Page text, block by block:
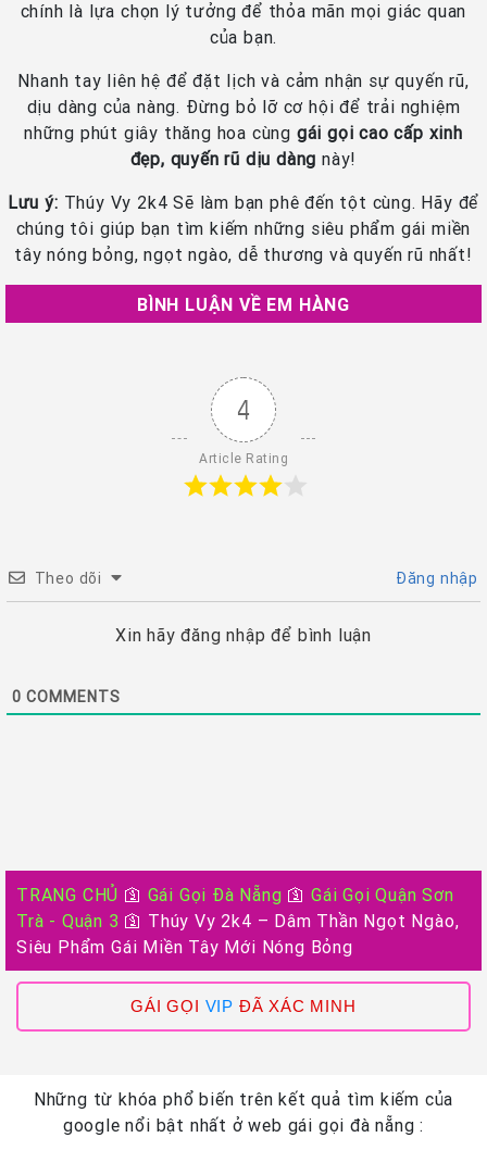
chính là lựa chọn lý tưởng để thỏa mãn mọi giác quan
của bạn.
Nhanh tay liên hệ để đặt lịch và cảm nhận sự quyến rũ,
dịu dàng của nàng. Đừng bỏ lỡ cơ hội để trải nghiệm
những phút giây thăng hoa cùng gái gọi cao cấp xinh
đẹp, quyến rũ dịu dàng này!
Lưu ý: Thúy Vy 2k4 Sẽ làm bạn phê đến tột cùng. Hãy để
chúng tôi giúp bạn tìm kiếm những siêu phẩm gái miền
tây nóng bỏng, ngọt ngào, dễ thương và quyến rũ nhất!
BÌNH LUẬN VỀ EM HÀNG
4
Article Rating
Theo dõi Đăng nhập
Xin hãy đăng nhập để bình luận
0 COMMENTS
TRANG CHỦ 🛐 Gái Gọi Đà Nẵng 🛐Gái Gọi Quận Sơn
Trà - Quận 3 🛐 Thúy Vy 2k4 – Dâm Thần Ngọt Ngào,
Siêu Phẩm Gái Miền Tây Mới Nóng Bỏng
GÁI GỌI VIP ĐÃ XÁC MINH
Những từ khóa phổ biến trên kết quả tìm kiếm của
google nổi bật nhất ở web gái gọi đà nẵng :